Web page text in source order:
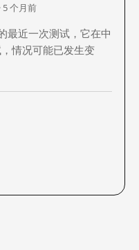
5 个月前
最近一次测试，它在中
情况可能已发生变